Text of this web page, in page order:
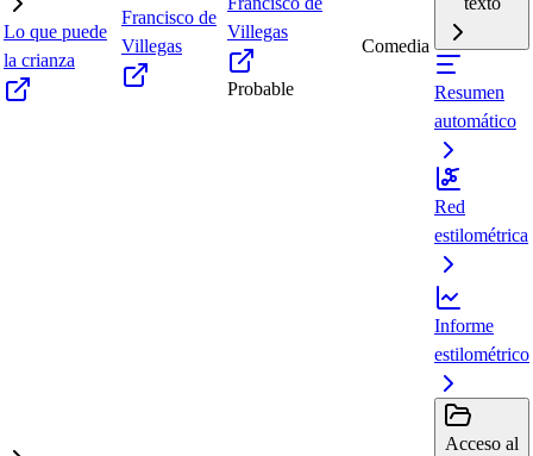
Lo que puede
la crianza
Francisco de
Villegas
Villegas
Probable
Comedia
Resumen
automático
Red
estilométrica
Informe
estilométrico
Acceso al